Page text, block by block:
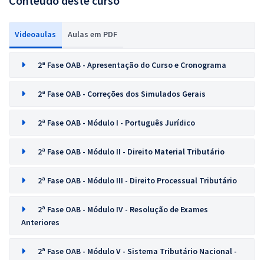
Videoaulas Aulas em PDF
2ª Fase OAB - Apresentação do Curso e Cronograma
2ª Fase OAB - Correções dos Simulados Gerais
2ª Fase OAB - Módulo I - Português Jurídico
2ª Fase OAB - Módulo II - Direito Material Tributário
2ª Fase OAB - Módulo III - Direito Processual Tributário
2ª Fase OAB - Módulo IV - Resolução de Exames
Anteriores
2ª Fase OAB - Módulo V - Sistema Tributário Nacional -